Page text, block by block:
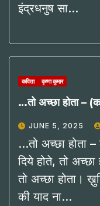
इंद्रधनुष सा…
कविता कृष्णा कुमार
…तो अच्छा होता –
JUNE 5, 2025
…तो अच्छा होता
दिये होते, तो
तो अच्छा होता।
की याद ना…